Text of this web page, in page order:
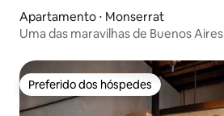
Apartamento ⋅ Monserrat
Uma das maravilhas de Buenos Aires
Preferido dos hóspedes
Preferido dos hóspedes